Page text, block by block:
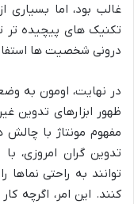
غالب بود، اما بسیاری
تکنیک های پیچیده تر
درونی شخصیت ها
در نهایت، اومون به
ظهور ابزارهای تدوین
مفهوم مونتاژ با
تدوین گران امروزی،
توانند به راحتی نماها
کنند. این امر، اگرچه